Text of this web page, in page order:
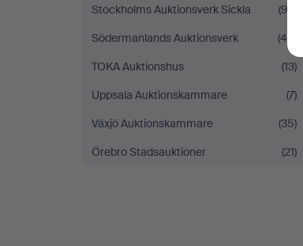
Stockholms Auktionsverk Sickla
(93)
Södermanlands Auktionsverk
(48)
TOKA Auktionshus
(13)
Uppsala Auktionskammare
(7)
Växjö Auktionskammare
(35)
Örebro Stadsauktioner
(21)